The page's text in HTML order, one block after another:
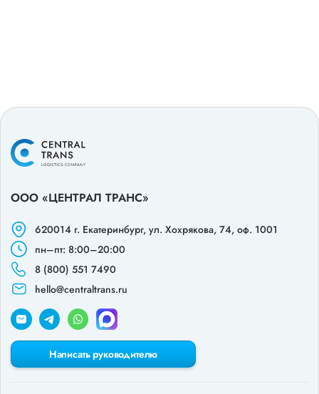
ООО «ЦЕНТРАЛ ТРАНС»
620014 г. Екатеринбург, ул. Хохрякова, 74, оф. 1001
пн–пт: 8:00–20:00
8 (800) 551 7490
hello@centraltrans.ru
Написать руководителю